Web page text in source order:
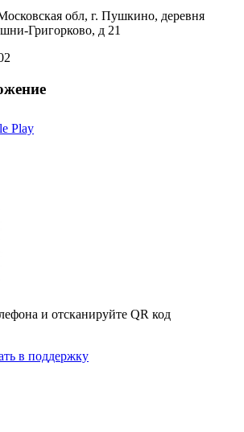
обл, г. Пушкино, деревня
Григорково, д 21
Play
и отсканируйте QR код
в поддержку